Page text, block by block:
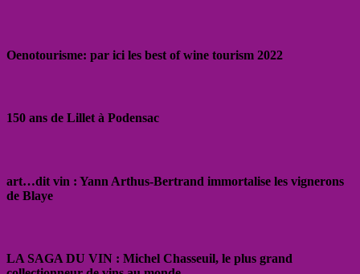
Oenotourisme: par ici les best of wine tourism 2022
150 ans de Lillet à Podensac
art…dit vin : Yann Arthus-Bertrand immortalise les vignerons
de Blaye
LA SAGA DU VIN : Michel Chasseuil, le plus grand